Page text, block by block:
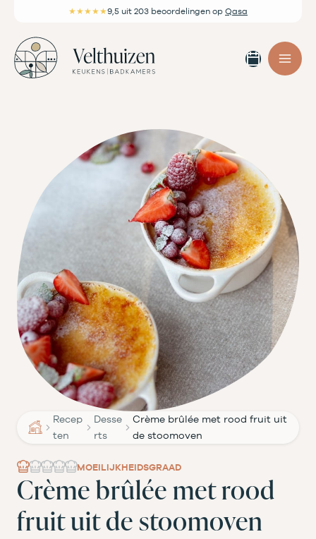
inhoud
★★★★★9,5 uit 203 beoordelingen op Qasa
maken
Recep
ten
Desse
rts
Crème brûlée met rood fruit uit
de stoomoven
MOEILIJKHEIDSGRAAD
Crème brûlée met rood
fruit uit de stoomoven